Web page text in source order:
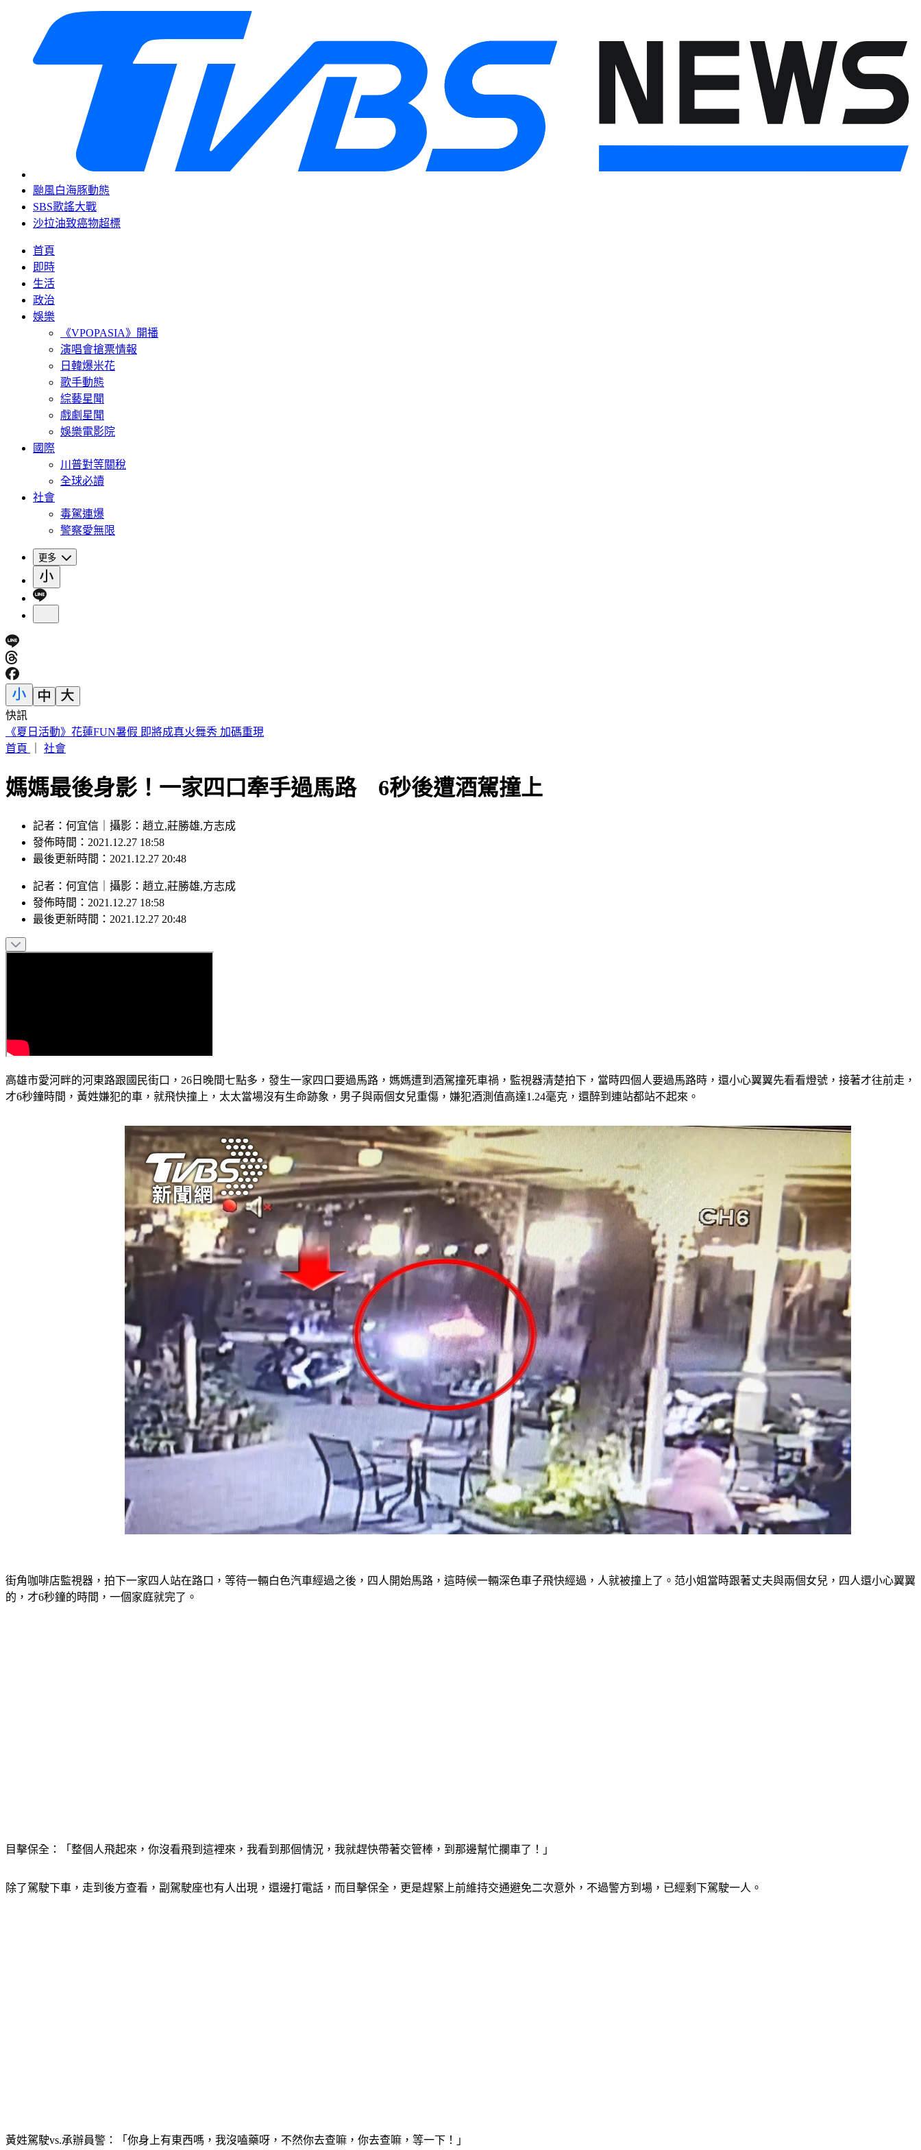
颱風白海豚動態
SBS歌謠大戰
沙拉油致癌物超標
首頁
即時
生活
政治
娛樂
《VPOPASIA》開播
演唱會搶票情報
日韓爆米花
歌手動態
綜藝星聞
戲劇星聞
娛樂電影院
國際
川普對等關稅
全球必讀
社會
毒駕連爆
警察愛無限
更多
快訊
台美混血重砲「龍仔」轉戰馬林魚！總管盛讚：快升大聯盟了
首頁
社會
媽媽最後身影！一家四口牽手過馬路 6秒後遭酒駕撞上
記者：何宜信｜攝影：趙立,莊勝雄,方志成
發佈時間：2021.12.27 18:58
最後更新時間：2021.12.27 20:48
記者 ： 何宜信 攝影 ： 趙立,莊勝雄,方志成
發佈時間： 2021.12.27 18:58
最後更新時間： 2021.12.27 20:48
高雄市愛河畔的河東路跟國民街口，26日晚間七點多，發生一家四口要過馬路，媽媽遭到酒駕撞死車禍，監視器清楚拍下，當時四個人要過馬路時，還小心翼翼先看看燈號，接著才往前走，
才6秒鐘時間，黃姓嫌犯的車，就飛快撞上，太太當場沒有生命跡象，男子與兩個女兒重傷，嫌犯酒測值高達1.24毫克，還醉到連站都站不起來。
街角咖啡店監視器，拍下一家四人站在路口，等待一輛白色汽車經過之後，四人開始馬路，這時候一輛深色車子飛快經過，人就被撞上了。范小姐當時跟著丈夫與兩個女兒，四人還小心翼翼
的，才6秒鐘的時間，一個家庭就完了。
目擊保全：「整個人飛起來，你沒看飛到這裡來，我看到那個情況，我就趕快帶著交管棒，到那邊幫忙攔車了！」
除了駕駛下車，走到後方查看，副駕駛座也有人出現，還邊打電話，而目擊保全，更是趕緊上前維持交通避免二次意外，不過警方到場，已經剩下駕駛一人。
黃姓駕駛vs.承辦員警：「你身上有東西嗎，我沒嗑藥呀，不然你去查嘛，你去查嘛，等一下！」